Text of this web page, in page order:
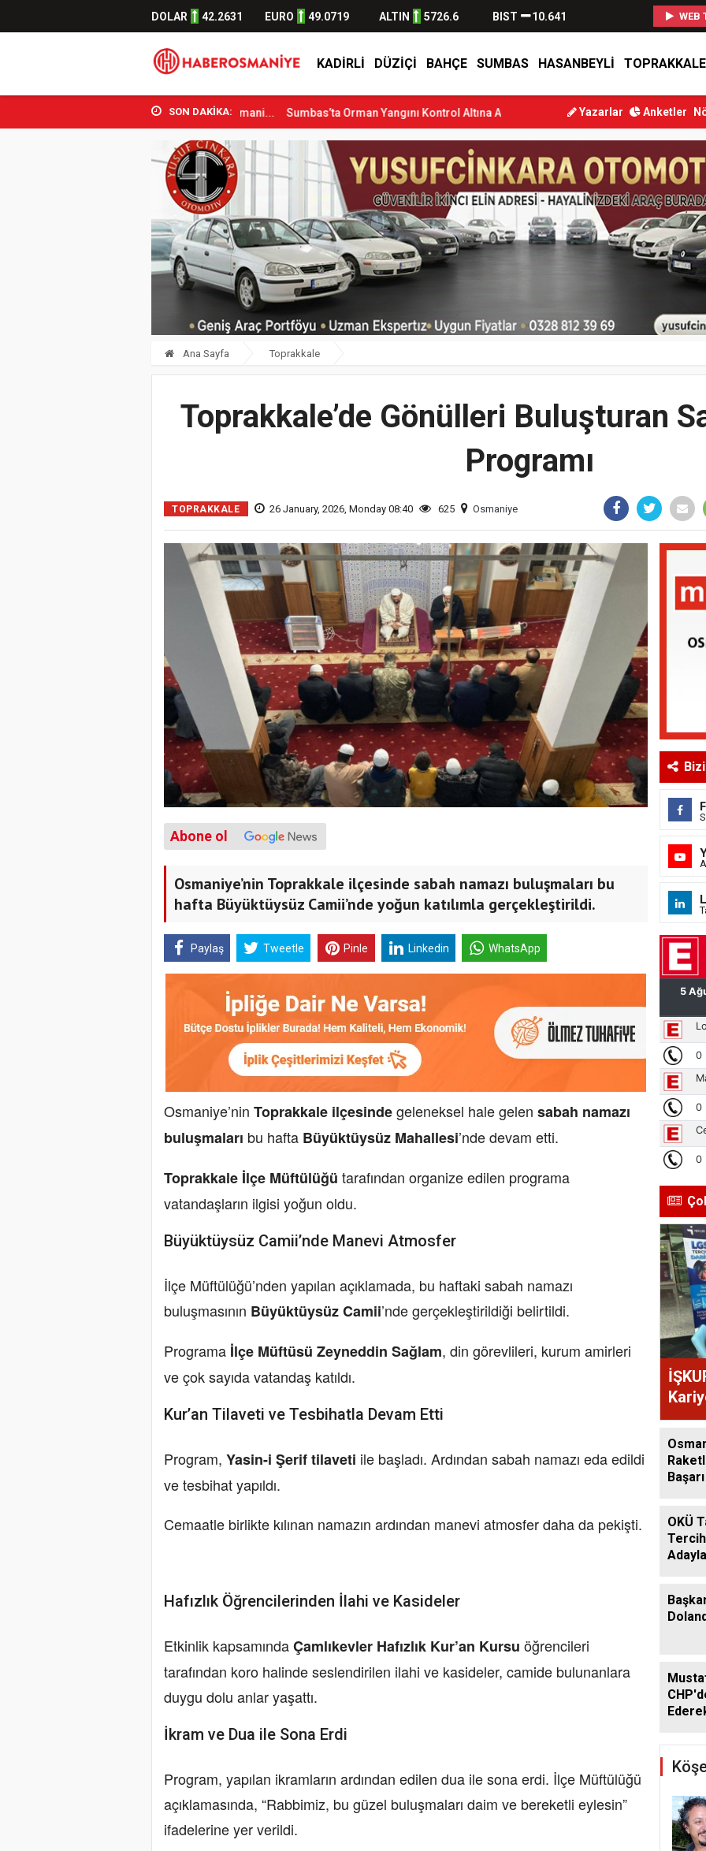
DOLAR 42.2631 EURO 49.0719 ALTIN 5726.6 BIST 10.641 WEB
KADIRLI DÜZIÇI BAHÇE SUMBAS HASANBEYLI TOPRAKKALE
SON DAKİKA:
Bakanı Osman Aşkın Bak Osmani... Sumbas’ta Orman Yangını Kontrol Altına Alındı Osmaniye’de Tren Çarpması: Genç Yaralandı
Yazarlar Anketler
Ana Sayfa Toprakkale
Toprakkale’de Gönülleri Buluşturan
Programı
TOPRAKKALE 26 January, 2026, Monday 08:40 625 Osmaniye
Abone ol
Osmaniye’nin Toprakkale ilçesinde sabah namazı buluşmaları bu
hafta Büyüktüysüz Camii’nde yoğun katılımla gerçekleştirildi.
Paylaş Tweetle Pinle Linkedin WhatsApp
Osmaniye’nin Toprakkale ilçesindegeleneksel hale gelen sabah namazı
buluşmaları bu hafta Büyüktüysüz Mahallesi’nde devam etti.
Toprakkale İlçe Müftülüğü tarafından organize edilen programa
vatandaşların ilgisi yoğun oldu.
Büyüktüysüz Camii’nde Manevi Atmosfer
İlçe Müftülüğü’nden yapılan açıklamada, bu haftaki sabah namazı
buluşmasının Büyüktüysüz Camii’nde gerçekleştirildiği belirtildi.
Programa İlçe Müftüsü Zeyneddin Sağlam, din görevlileri, kurum amirleri
ve çok sayıda vatandaş katıldı.
Kur’an Tilaveti ve Tesbihatla Devam Etti
Program, Yasin-i Şerif tilaveti ile başladı. Ardından sabah namazı eda edildi
ve tesbihat yapıldı.
Cemaatle birlikte kılınan namazın ardından manevi atmosfer daha da pekişti.
Hafızlık Öğrencilerinden İlahi ve Kasideler
Etkinlik kapsamındaÇamlıkevler Hafızlık Kur’an Kursu öğrencileri
tarafından koro halinde seslendirilen ilahi ve kasideler, camide bulunanlara
duygu dolu anlar yaşattı.
İkram ve Dua ile Sona Erdi
Program, yapılan ikramların ardından edilen dua ile sona erdi. İlçe Müftülüğü
açıklamasında, “Rabbimiz, bu güzel buluşmaları daim ve bereketli eylesin”
ifadelerine yer verildi.
OKÜ